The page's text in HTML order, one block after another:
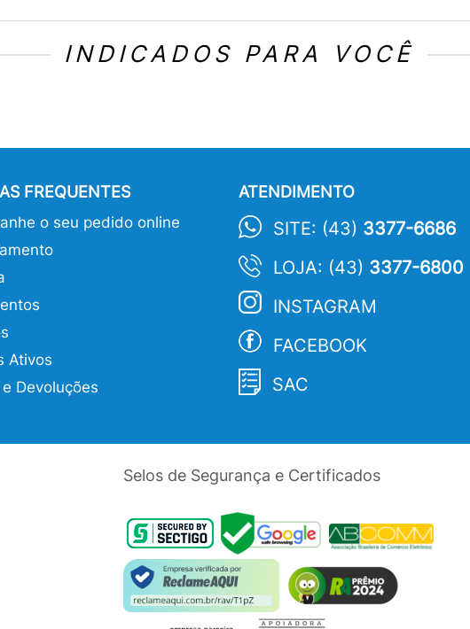
INDICADOS PARA VOCÊ
FREQUENTES
o seu pedido online
Ativos
Devoluções
ATENDIMENTO
SITE: (43) 3377-6686
LOJA: (43) 3377-6800
INSTAGRAM
FACEBOOK
SAC
Selos de Segurança e Certificados